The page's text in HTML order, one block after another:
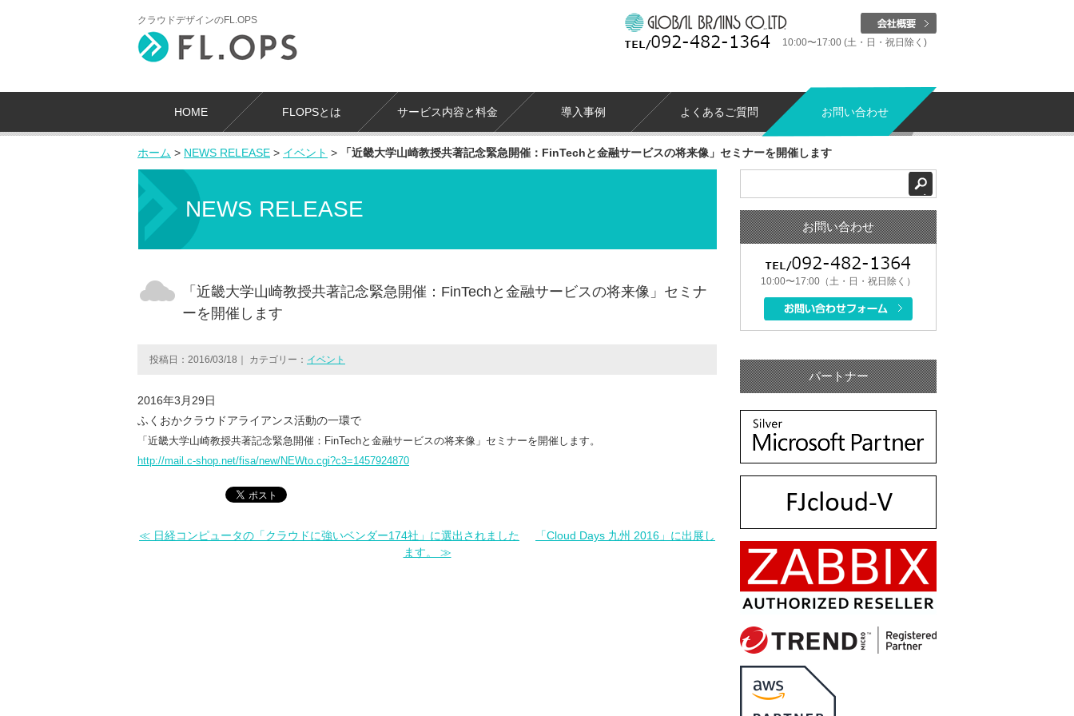
クラウドデザインのFL.OPS
10:00〜17:00 (土・日・祝日除く)
HOME FLOPSとは サービス内容と料金 導入事例 よくあるご質問 お問い合わせ
ホーム > NEWS RELEASE > イベント > 「近畿大学山崎教授共著記念緊急開催：FinTechと金融サービスの将来像」セミナーを開催します
NEWS RELEASE
「近畿大学山崎教授共著記念緊急開催：FinTechと金融サービスの将来像」セミナ
ーを開催します
投稿日：2016/03/18 カテゴリー： イベント
2016年3月29日
ふくおかクラウドアライアンス活動の一環で
「近畿大学山崎教授共著記念緊急開催：FinTechと金融サービスの将来像」セミナーを開催します。
http://mail.c-shop.net/fisa/new/NEWto.cgi?c3=1457924870
≪ 日経コンピュータの「クラウドに強いベンダー174社」に選出されました
「Cloud Days 九州 2016」に出展し
ます。 ≫
お問い合わせ
10:00〜17:00（土・日・祝日除く）
パートナー